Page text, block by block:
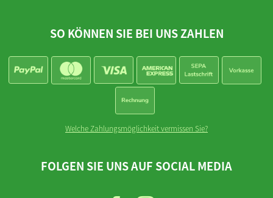
SO KÖNNEN SIE BEI UNS ZAHLEN
Welche Zahlungsmöglichkeit vermissen Sie?
FOLGEN SIE UNS AUF SOCIAL MEDIA